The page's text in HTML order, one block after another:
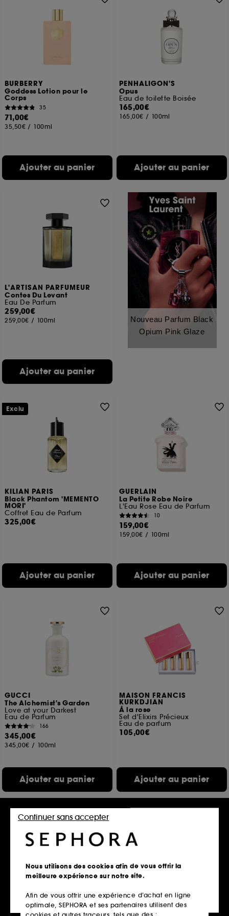
BURBERRY
Goddess Lotion pour le
Corps
35
71,00€
35,50€ / 100ml
Ajouter au panier
PENHALIGON'S
Opus
Eau de toilette Boisée
165,00€
165,00€ / 100ml
Ajouter au panier
L'ARTISAN PARFUMEUR
Contes Du Levant
Eau De Parfum
259,00€
259,00€ / 100ml
Ajouter au panier
Nouveau Parfum Black
Opium Pink Glaze
KILIAN PARIS
Black Phantom 'MEMENTO
MORI'
Coffret Eau de Parfum
325,00€
Ajouter au panier
Exclu
GUERLAIN
La Petite Robe Noire
L'Eau Rose Eau de Parfum
10
159,00€
159,00€ / 100ml
Ajouter au panier
GUCCI
The Alchemist's Garden
Love at your Darkest
Eau de Parfum
166
345,00€
345,00€ / 100ml
Ajouter au panier
MAISON FRANCIS
KURKDJIAN
À la rose
Set d'Elixirs Précieux
Eau de parfum
105,00€
Ajouter au panier
MIU MIU
L'Eau Bleue
Eau de parfum fraîche et florale pour femme
JEAN PAUL GAULTIER
Gaultier Divine
Gel Douche Parfumé et Floral pour Femme
Nous utilisons des cookies afin de vous offrir la
meilleure expérience sur notre site.
Afin de vous offrir une expérience d’achat en ligne
optimale, SEPHORA et ses partenaires utilisent des
cookies et autres traceurs, tels que des :
Continuer sans accepter